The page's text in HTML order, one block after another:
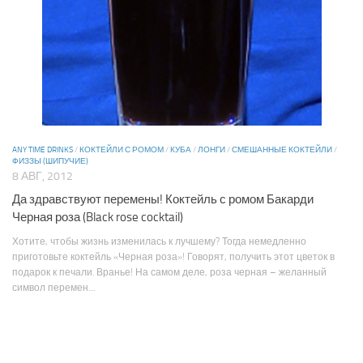
ANY TIME DRINKS/ КОКТЕЙЛИ С РОМОМ / КУБА/ЛОНГИ /СМЕШАННЫЕ КОКТЕЙЛИ /
ФИЗЗЫ (ШИПУЧИЕ)
8 АВГ, 2012
Да здравствуют перемены! Коктейль с ромом Бакарди
Черная роза (Black rose cocktail)
Хотите, чтобы жизнь изменилась к лучшему? Тогда немедленно
приготовьте коктейль «Черная роза»! Говорят, получить этот цветок в
подарок к печали. Вранье! На самом деле, роза черная – желанный
символ перемен....